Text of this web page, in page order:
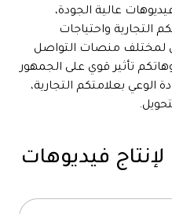
عالية الجودة،
التجارية واحتياجات
لمختلف منصات التواصل
تأثير قوي على الجمهور
الوعي بعلامتكم التجارية،
لإنتاج فيديوهات